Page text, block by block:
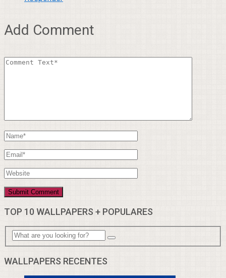
Add Comment
TOP 10 WALLPAPERS + POPULARES
WALLPAPERS RECENTES